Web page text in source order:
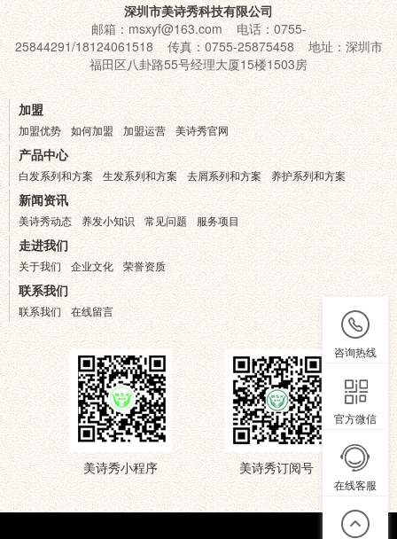
深圳市美诗秀科技有限公司
邮箱：msxyf@163.com 电话：0755-
25844291/18124061518 传真：0755-25875458 地址：深圳市
福田区八卦路55号经理大厦15楼1503房
加盟
加盟优势 如何加盟 加盟运营 美诗秀官网
产品中心
白发系列和方案 生发系列和方案 去屑系列和方案 养护系列和方案
新闻资讯
美诗秀动态 养发小知识 常见问题 服务项目
走进我们
关于我们 企业文化 荣誉资质
联系我们
联系我们 在线留言
美诗秀小程序 美诗秀订阅号
咨询热线
官方微信
在线客服